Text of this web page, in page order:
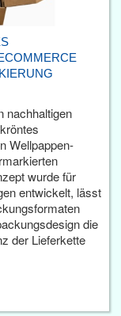
nachhaltigen
Wellpappen-
wurde für
entwickelt, lässt
die
der Lieferkette